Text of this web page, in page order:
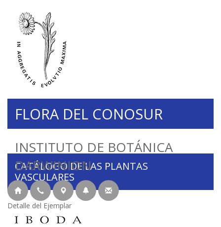
INSTITUTO DE BOTÁNICA
DARWINION
FLORA DEL CONOSUR
CATÁLOGO DE LAS PLANTAS
VASCULARES
Detalle del Ejemplar